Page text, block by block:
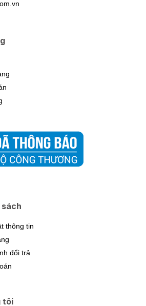
sách
thông tin
đổi trả
tôi